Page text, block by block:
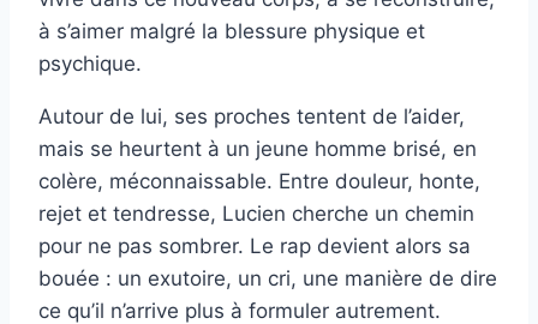
à s’aimer malgré la blessure physique et
psychique.
Autour de lui, ses proches tentent de l’aider,
mais se heurtent à un jeune homme brisé, en
colère, méconnaissable. Entre douleur, honte,
rejet et tendresse, Lucien cherche un chemin
pour ne pas sombrer. Le rap devient alors sa
bouée : un exutoire, un cri, une manière de dire
ce qu’il n’arrive plus à formuler autrement.